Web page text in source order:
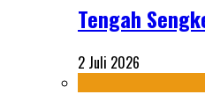
Tengah
2 Juli 2026